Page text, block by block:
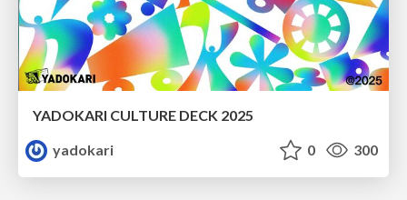
YADOKARI CULTURE DECK 2025
yadokari
0 300